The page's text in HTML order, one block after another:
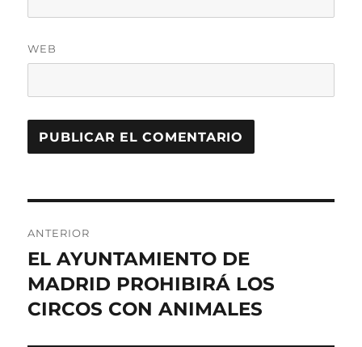
WEB
de
entradas
ANTERIOR
Entrada
anterior:
EL AYUNTAMIENTO DE
MADRID PROHIBIRÁ LOS
CIRCOS CON ANIMALES